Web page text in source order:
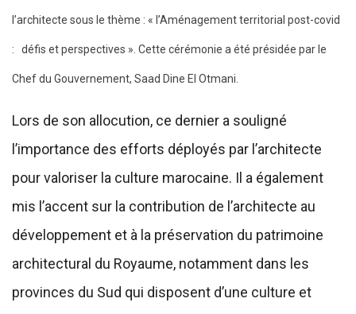
l’architecte sous le thème : « l’Aménagement territorial post-covid
: défis et perspectives ». Cette cérémonie a été présidée par le
Chef du Gouvernement, Saad Dine El Otmani.
Lors de son allocution, ce dernier a souligné
l’importance des efforts déployés par l’architecte
pour valoriser la culture marocaine. Il a également
mis l’accent sur la contribution de l’architecte au
développement et à la préservation du patrimoine
architectural du Royaume, notamment dans les
provinces du Sud qui disposent d’une culture et